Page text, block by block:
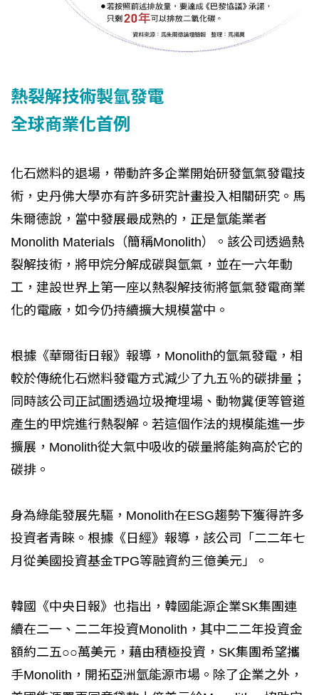
熱裂解技術製氫發電
全球商業化首例
化石燃料的退場，帶動許多企業開始研發氫氣發電技
術，史丹佛大學亦有許多研究計畫投入相關研究。馬
朱爾德說，當中發展最成熟的，正是氫能業者
Monolith Materials（簡稱Monolith）。該公司透過熱
裂解技術，將甲烷分解成碳與氫氣，並在一六年動
工，建設世界上第一座以熱裂解技術將氫氣發電商業
化的電廠，如今仍持續擴大規模當中。
根據《華爾街日報》報導，Monolith的氫氣發電，相
較於傳統化石燃料發電方式減少了九五％的碳排量；
同時該公司正試圖透過垃圾掩埋場、動物糞便等管道
產生的甲烷進行熱裂解。若這個作法的規模能進一步
擴展，Monolith從大氣中吸收的碳量將能夠高於它的
碳排。
身為綠能發展先驅，Monolith在ESG趨勢下獲得許多
投資者青睞。根據《日經》報導，該公司「二二年七
月從美國投資基金TPG等融資約三億美元」。
韓國《中央日報》也指出，韓國能源企業SK集團連
續在二一、二二年投資Monolith，其中二二年投資金
額約二五○○萬美元，藉由積極投資，SK集團希望攜
手Monolith，開拓亞洲氫能源市場。除了企業之外，